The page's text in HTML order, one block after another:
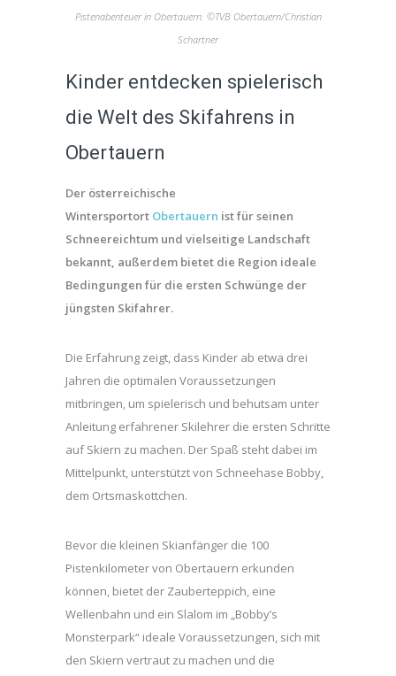
Pistenabenteuer in Obertauern. ©TVB Obertauern/Christian
Schartner
Kinder entdecken spielerisch
die Welt des Skifahrens in
Obertauern
Der österreichische
Wintersportort Obertauern ist für seinen
Schneereichtum und vielseitige Landschaft
bekannt, außerdem bietet die Region ideale
Bedingungen für die ersten Schwünge der
jüngsten Skifahrer.
Die Erfahrung zeigt, dass Kinder ab etwa drei
Jahren die optimalen Voraussetzungen
mitbringen, um spielerisch und behutsam unter
Anleitung erfahrener Skilehrer die ersten Schritte
auf Skiern zu machen. Der Spaß steht dabei im
Mittelpunkt, unterstützt von Schneehase Bobby,
dem Ortsmaskottchen.
Bevor die kleinen Skianfänger die 100
Pistenkilometer von Obertauern erkunden
können, bietet der Zauberteppich, eine
Wellenbahn und ein Slalom im „Bobby’s
Monsterpark“ ideale Voraussetzungen, sich mit
den Skiern vertraut zu machen und die